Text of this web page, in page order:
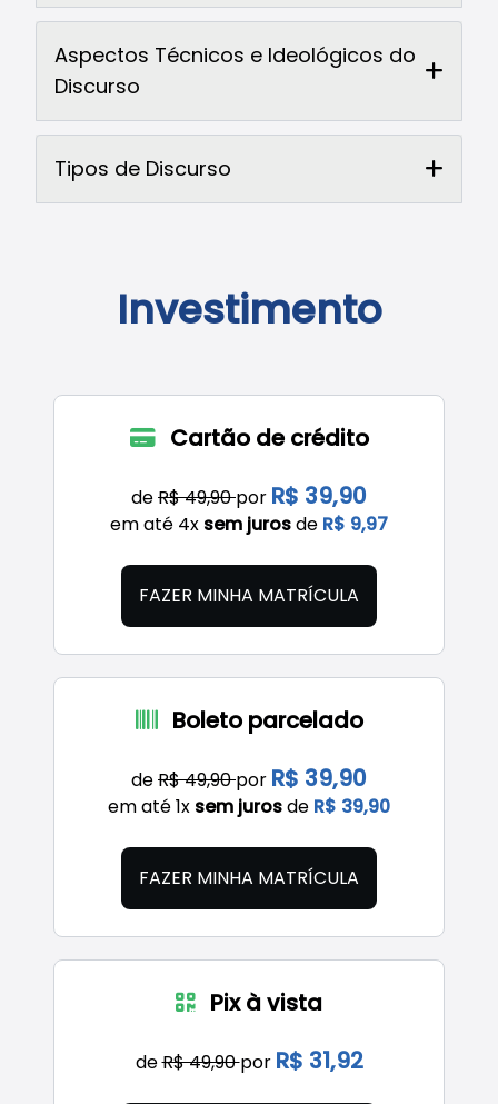
Aspectos Técnicos e Ideológicos do
Discurso
Tipos de Discurso
Investimento
Cartão de crédito
deR$ 49,90por R$ 39,90
em até 4x sem jurosde R$ 9,97
FAZER MINHA MATRÍCULA
Boleto parcelado
deR$ 49,90por R$ 39,90
em até 1x sem jurosde R$ 39,90
FAZER MINHA MATRÍCULA
Pix à vista
deR$ 49,90por R$ 31,92